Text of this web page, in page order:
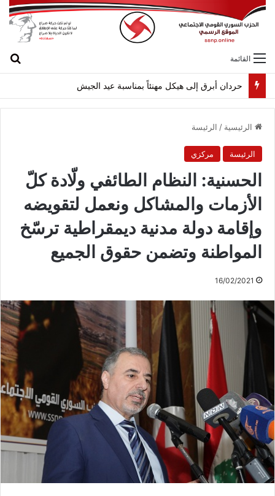
القائمة
حردان أبرق إلى هيكل مهنئاً بمناسبة عيد الجيش
الرئيسية / الرئيسة
الرئيسة مركزي
الحسنية: النظام الطائفي ولّادة كلّ
الأزمات والمشاكل ونعمل لتقويضه
وإقامة دولة مدنية ديمقراطية ترسّخ
المواطنة وتضمن حقوق الجميع
16/02/2021